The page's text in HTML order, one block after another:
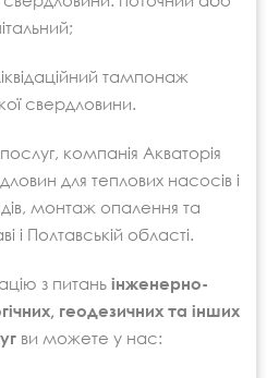
тампонаж
свердловини.
компанія Акваторія
для теплових насосів і
монтаж опалення та
і Полтавській області.
з питаньінженерно-
геодезичних та інших
ви можете у нас: